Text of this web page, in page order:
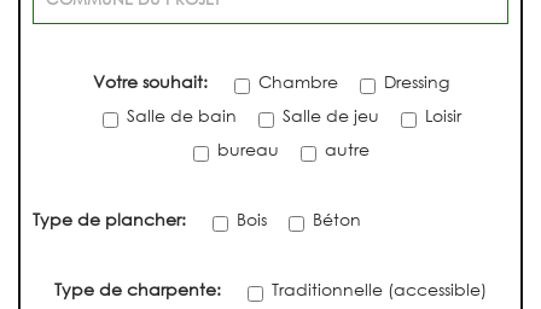
Votre souhait: Chambre
Dressing
Salle de bain
Salle de jeu
Loisir
bureau
autre
Type de plancher: Bois Béton
Type de charpente:
Traditionnelle (accessible)